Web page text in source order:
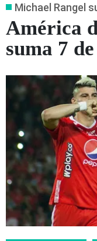
Michael Rangel
América
suma 7